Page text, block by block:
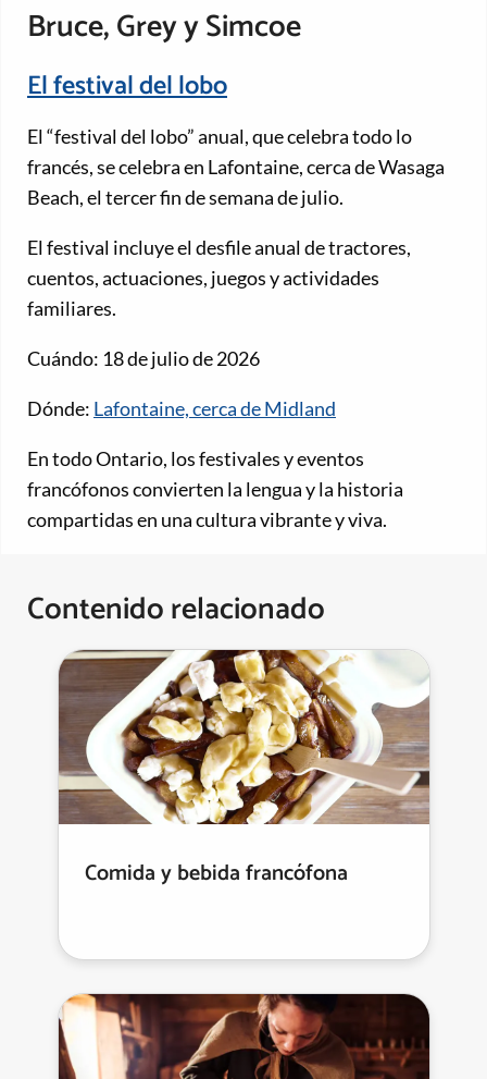
Bruce, Grey y Simcoe
El festival del lobo
El “festival del lobo” anual, que celebra todo lo
francés, se celebra en Lafontaine, cerca de Wasaga
Beach, el tercer fin de semana de julio.
El festival incluye el desfile anual de tractores,
cuentos, actuaciones, juegos y actividades
familiares.
Cuándo: 18 de julio de 2026
Dónde: Lafontaine, cerca de Midland
En todo Ontario, los festivales y eventos
francófonos convierten la lengua y la historia
compartidas en una cultura vibrante y viva.
Contenido relacionado
Comida y bebida francófona